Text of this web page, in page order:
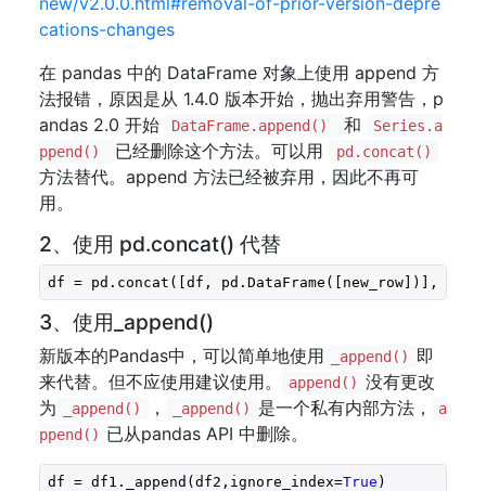
cations-changes
在 pandas 中的 DataFrame 对象上使用 append 方
法报错，原因是从 1.4.0 版本开始，抛出弃用警告，p
andas 2.0 开始
DataFrame.append() 和
Series.a
ppend()
已经删除这个方法。可以用 pd.concat()
方法替代。append 方法已经被弃用，因此不再可
用。
2、使用 pd.concat() 代替
df = pd.concat([df, pd.DataFrame([new_row])],
3、使用_append()
新版本的Pandas中，可以简单地使用 _append()
即
来代替。但不应使用建议使用。
append() 没有更改
为
_append() ， _append() 是一个私有内部方法，
a
ppend() 已从pandas API 中删除。
df = df1._append(df2,ignore_index=True )